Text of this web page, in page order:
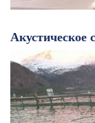
Акустическое